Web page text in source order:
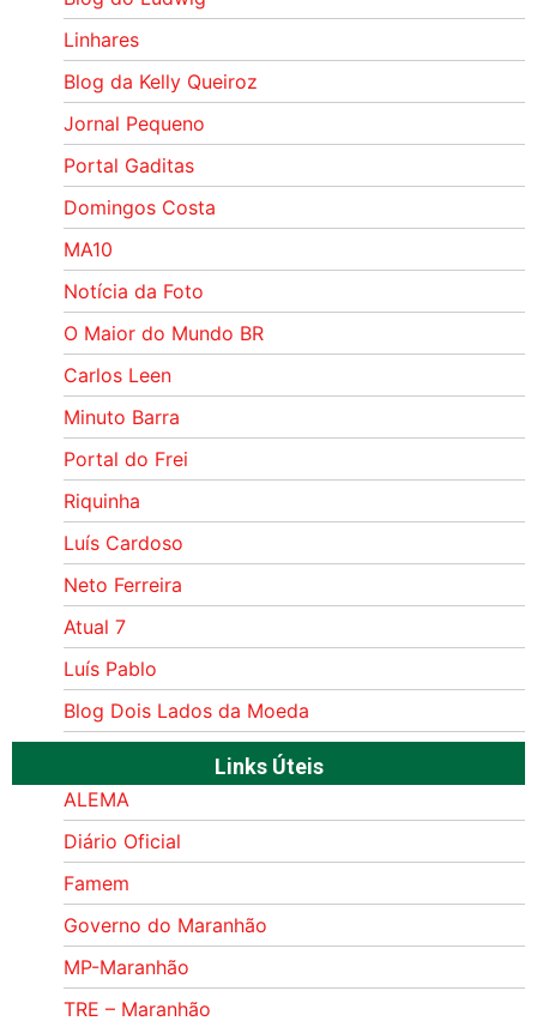
Linhares
Blog da Kelly Queiroz
Jornal Pequeno
Portal Gaditas
Domingos Costa
MA10
Notícia da Foto
O Maior do Mundo BR
Carlos Leen
Minuto Barra
Portal do Frei
Riquinha
Luís Cardoso
Neto Ferreira
Atual 7
Luís Pablo
Blog Dois Lados da Moeda
Links Úteis
ALEMA
Diário Oficial
Famem
Governo do Maranhão
MP-Maranhão
TRE – Maranhão